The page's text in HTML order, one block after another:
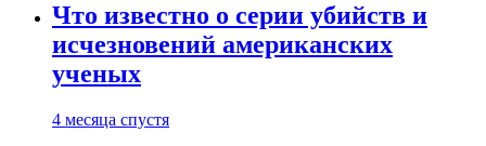
Что известно о серии убийств и
исчезновений американских
ученых
4 месяца спустя